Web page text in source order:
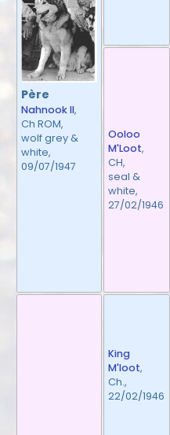
Père
Nahnook II,
Ch ROM,
wolf grey &
white,
09/07/1947
Ooloo
M'Loot,
CH,
seal &
white,
27/02/1946
King
M'loot,
Ch.,
22/02/1946